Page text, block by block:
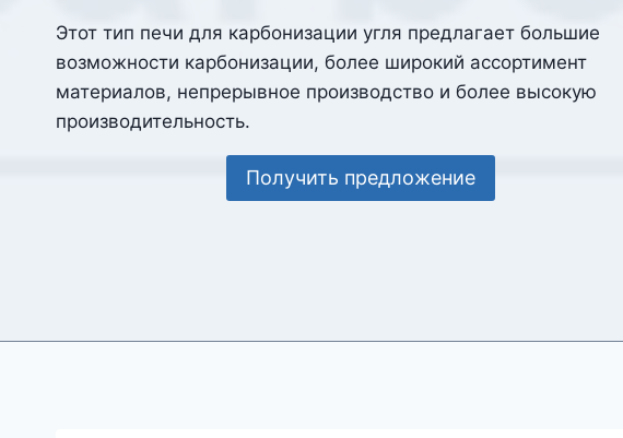
Этот тип печи для карбонизации угля предлагает большие
возможности карбонизации, более широкий ассортимент
материалов, непрерывное производство и более высокую
производительность.
Получить предложение